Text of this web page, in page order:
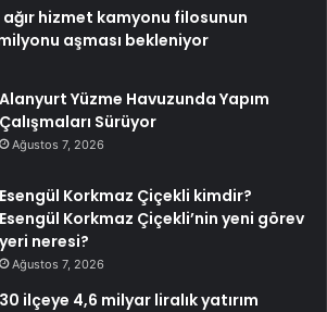
ağır hizmet kamyonu filosunun
aşması bekleniyor
Alanyurt Yüzme Havuzunda Yapım
Çalışmaları Sürüyor
Ağustos 7, 2026
Esengül Korkmaz Çiçekli kimdir?
Esengül Korkmaz Çiçekli’nin yeni görev
yeri neresi?
Ağustos 7, 2026
30 ilçeye 4,6 milyar liralık yatırım